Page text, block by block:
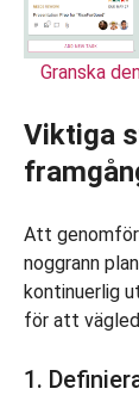
Granska
Viktiga
Att
noggrann
kontinuerlig
för att
1.